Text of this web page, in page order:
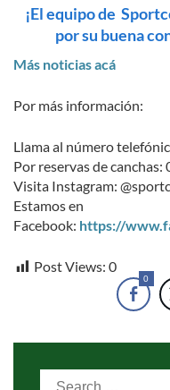
¡El equipo de
por su buena
Más noticias acá
Por más información:
Llama al número
Por reservas de canchas:
Visita Instagram:
Estamos en
Facebook: https://
Post Views: 0
0
Search